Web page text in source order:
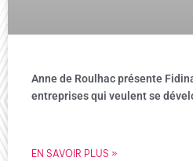
Anne de Roulhac présente
entreprises qui veulent se
EN SAVOIR PLUS »